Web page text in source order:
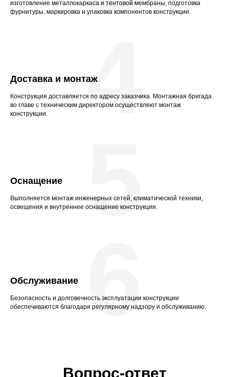
изготовление металлокаркаса и тентовой мембраны, подготовка
фурнитуры, маркировка и упаковка компонентов конструкции.
Доставка и монтаж
Конструкция доставляется по адресу заказчика. Монтажная бригада
во главе с техническим директором осуществляют монтаж
конструкции.
4
Оснащение
Выполняется монтаж инженерных сетей, климатической техники,
освещения и внутреннее оснащение конструкции.
5
Обслуживание
Безопасность и долговечность эксплуатации конструкции
обеспечиваются благодаря регулярному надзору и обслуживанию.
6
Вопрос-ответ